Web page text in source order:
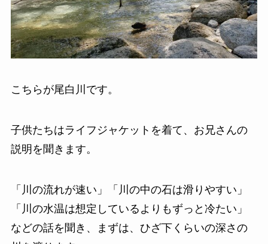
こちらが尾白川です。
子供たちはライフジャケットを着て、お兄さんの
説明を聞きます。
「川の流れが速い」「川の中の石は滑りやすい」
「川の水温は想定しているよりもずっと冷たい」
などの話を聞き、まずは、ひざ下くらいの深さの